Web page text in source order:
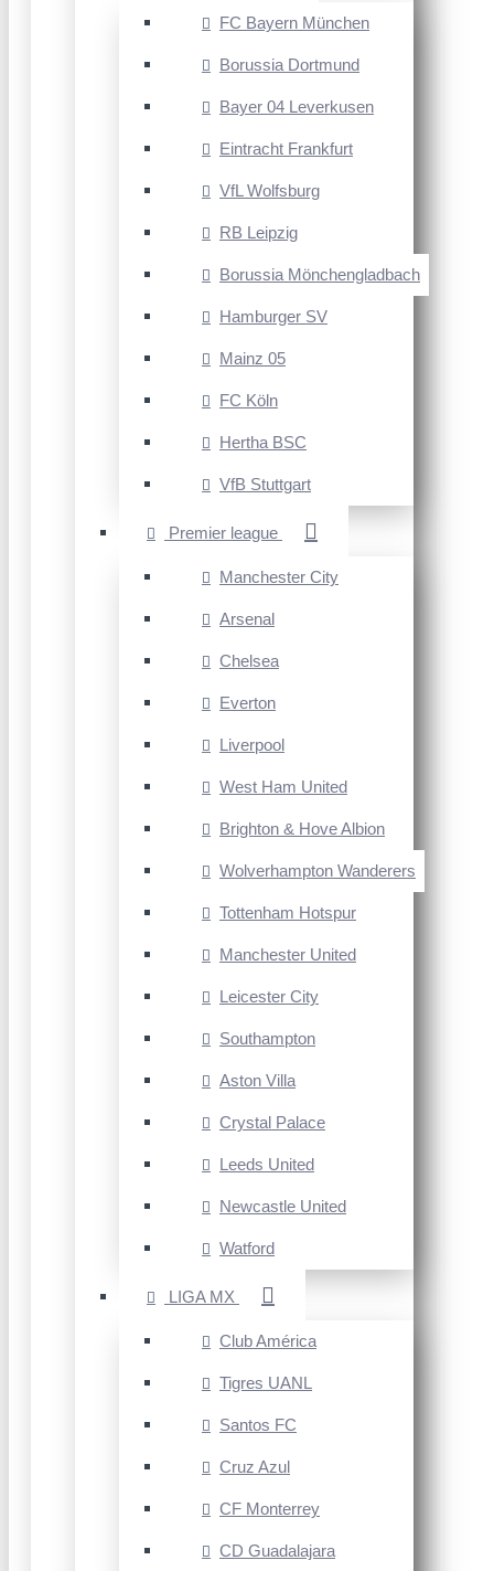
FC Bayern München
Borussia Dortmund
Bayer 04 Leverkusen
Eintracht Frankfurt
VfL Wolfsburg
RB Leipzig
Borussia Mönchengladbach
Hamburger SV
Mainz 05
FC Köln
Hertha BSC
VfB Stuttgart
Premier league
Manchester City
Arsenal
Chelsea
Everton
Liverpool
West Ham United
Brighton & Hove Albion
Wolverhampton Wanderers
Tottenham Hotspur
Manchester United
Leicester City
Southampton
Aston Villa
Crystal Palace
Leeds United
Newcastle United
Watford
LIGA MX
Club América
Tigres UANL
Santos FC
Cruz Azul
CF Monterrey
CD Guadalajara